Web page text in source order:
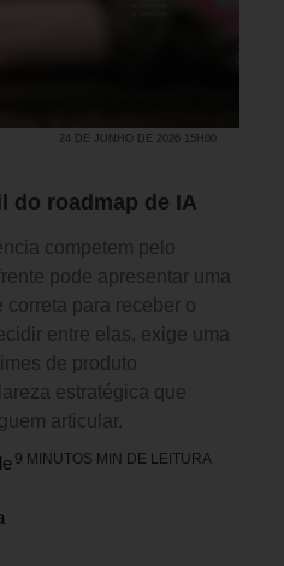
24 DE JUNHO DE 2026 15H00
do roadmap de IA
competem pelo
pode apresentar uma
para receber o
entre elas, exige uma
de produto
estratégica que
articular.
9 MINUTOS MIN DE LEITURA